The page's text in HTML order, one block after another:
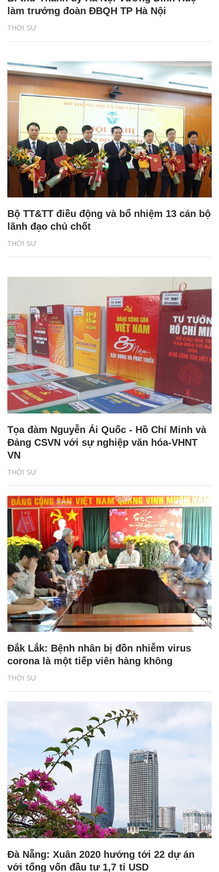
THỜI SỰ
làm trưởng đoàn ĐBQH TP Hà Nội
THỜI SỰ
Bộ TT&TT điều động và bổ nhiệm 13 cán bộ
lãnh đạo chủ chốt
THỜI SỰ
Tọa đàm Nguyễn Ái Quốc - Hồ Chí Minh và
Đảng CSVN với sự nghiệp văn hóa-VHNT
VN
THỜI SỰ
Đắk Lắk: Bệnh nhân bị đồn nhiễm virus
corona là một tiếp viên hàng không
Đà Nẵng: Xuân 2020 hướng tới 22 dự án
với tổng vốn đầu tư 1,7 tỉ USD